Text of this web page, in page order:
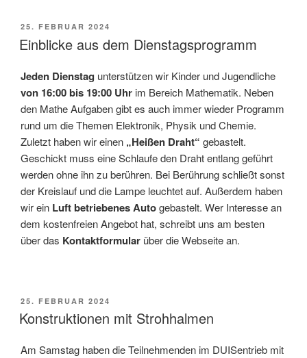
VERÖFFENTLICHT
AM
25. FEBRUAR 2024
Einblicke aus dem Dienstagsprogramm
Jeden Dienstag unterstützen wir Kinder und Jugendliche
von 16:00 bis 19:00 Uhr im Bereich Mathematik. Neben
den Mathe Aufgaben gibt es auch immer wieder Programm
rund um die Themen Elektronik, Physik und Chemie.
Zuletzt haben wir einen „Heißen Draht“ gebastelt.
Geschickt muss eine Schlaufe den Draht entlang geführt
werden ohne ihn zu berühren. Bei Berührung schließt sonst
der Kreislauf und die Lampe leuchtet auf. Außerdem haben
wir ein Luft betriebenes Autogebastelt. Wer Interesse an
dem kostenfreien Angebot hat, schreibt uns am besten
über das Kontaktformular über die Webseite an.
VERÖFFENTLICHT
AM
25. FEBRUAR 2024
Konstruktionen mit Strohhalmen
Am Samstag haben die Teilnehmenden im DUISentrieb mit